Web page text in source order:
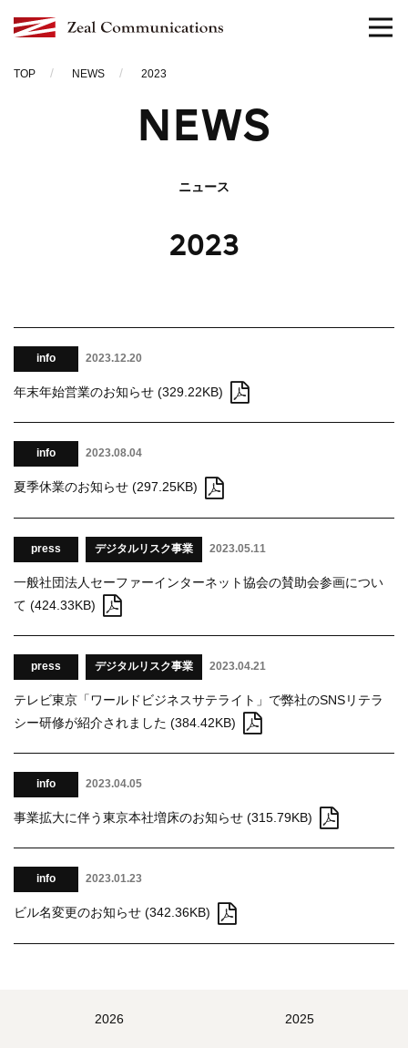
TOP NEWS 2023
NEWS
ニュース
2023
info 2023.12.20
年末年始営業のお知らせ (329.22KB)
info 2023.08.04
夏季休業のお知らせ (297.25KB)
press デジタルリスク事業 2023.05.11
一般社団法人セーファーインターネット協会の賛助会参画につい
て (424.33KB)
press デジタルリスク事業 2023.04.21
テレビ東京「ワールドビジネスサテライト」で弊社のSNSリテラ
シー研修が紹介されました (384.42KB)
info 2023.04.05
事業拡大に伴う東京本社増床のお知らせ (315.79KB)
info 2023.01.23
ビル名変更のお知らせ (342.36KB)
2026 2025